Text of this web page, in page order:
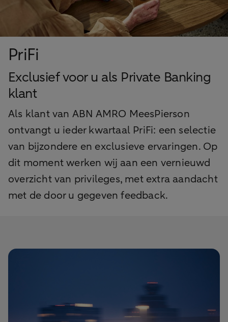
PriFi
Exclusief voor u als Private Banking
klant
Als klant van ABN AMRO MeesPierson
ontvangt u ieder kwartaal PriFi: een selectie
van bijzondere en exclusieve ervaringen. Op
dit moment werken wij aan een vernieuwd
overzicht van privileges, met extra aandacht
met de door u gegeven feedback.